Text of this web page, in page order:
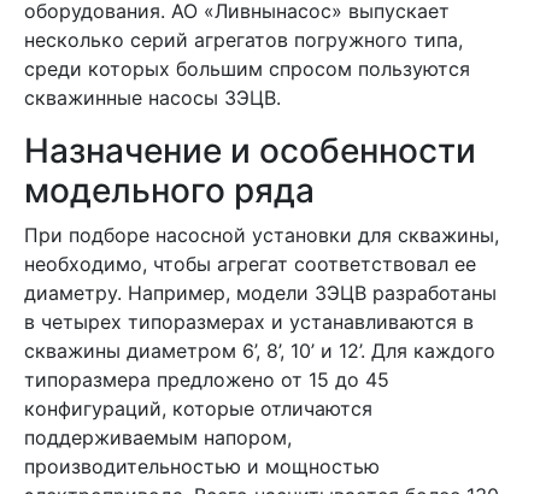
оборудования. АО «Ливнынасос» выпускает
несколько серий агрегатов погружного типа,
среди которых большим спросом пользуются
скважинные насосы 3ЭЦВ.
Назначение и особенности
модельного ряда
При подборе насосной установки для скважины,
необходимо, чтобы агрегат соответствовал ее
диаметру. Например, модели 3ЭЦВ разработаны
в четырех типоразмерах и устанавливаются в
скважины диаметром 6’, 8’, 10’ и 12’. Для каждого
типоразмера предложено от 15 до 45
конфигураций, которые отличаются
поддерживаемым напором,
производительностью и мощностью